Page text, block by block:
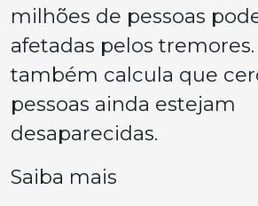
milhões de pessoas
afetadas pelos
também calcula que
pessoas ainda estejam
desaparecidas.
Saiba mais